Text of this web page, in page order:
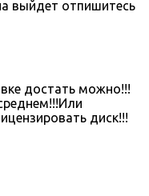
выйдет отпишитесь
достать можно!!!
диск!!!